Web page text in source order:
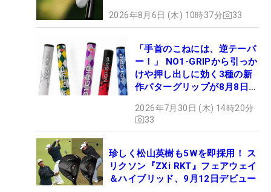
2026年8月6日 (木) 10時37分 33
「手首のこねには、逆テーパ
ー！」 NO1-GRIPから引っか
けや押し出しに効く3種の新
作パターグリップが8月8日デ
2026年7月30日 (木) 14時20分
33
珍しく松山英樹も5Wを即採用！ ス
リクソン『ZXi RKT』フェアウェイ
＆ハイブリッド、9月12日デビュー